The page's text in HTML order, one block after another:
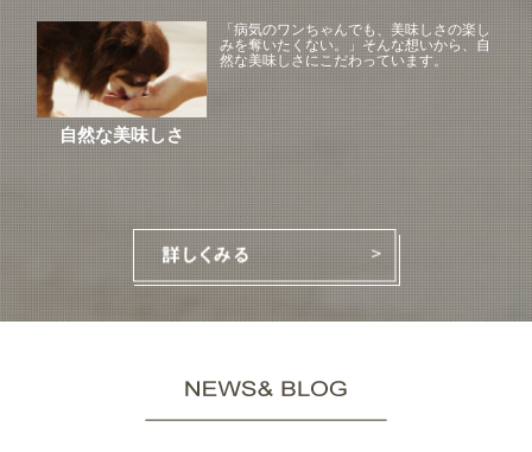
自然な美味しさ
「病気のワンちゃんでも、美味しさの楽し
みを奪いたくない。」そんな想いから、自
然な美味しさにこだわっています。